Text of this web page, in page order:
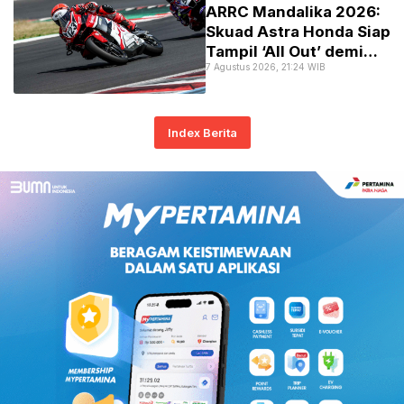
​ARRC Mandalika 2026:
Skuad Astra Honda Siap
Tampil ‘All Out’ demi
Podium Utama!
7 Agustus 2026, 21:24 WIB
Index Berita